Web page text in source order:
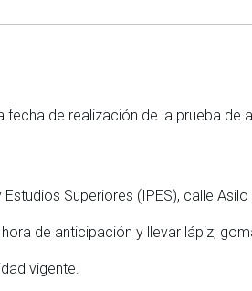
de realización de la prueba
Superiores (IPES), calle Asilo
de anticipación y llevar lápiz,
vigente.